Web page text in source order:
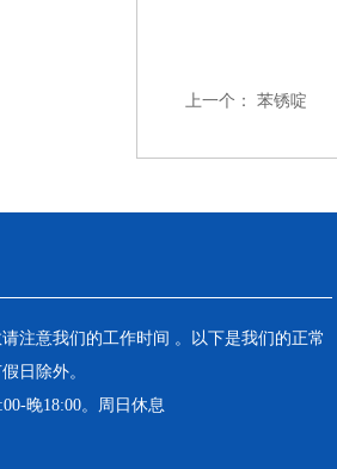
上一个： 苯锈啶
注意我们的工作时间 。以下是我们的正常
日除外。
晚18:00。周日休息